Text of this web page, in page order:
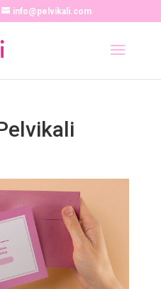
info@pelvikali.com